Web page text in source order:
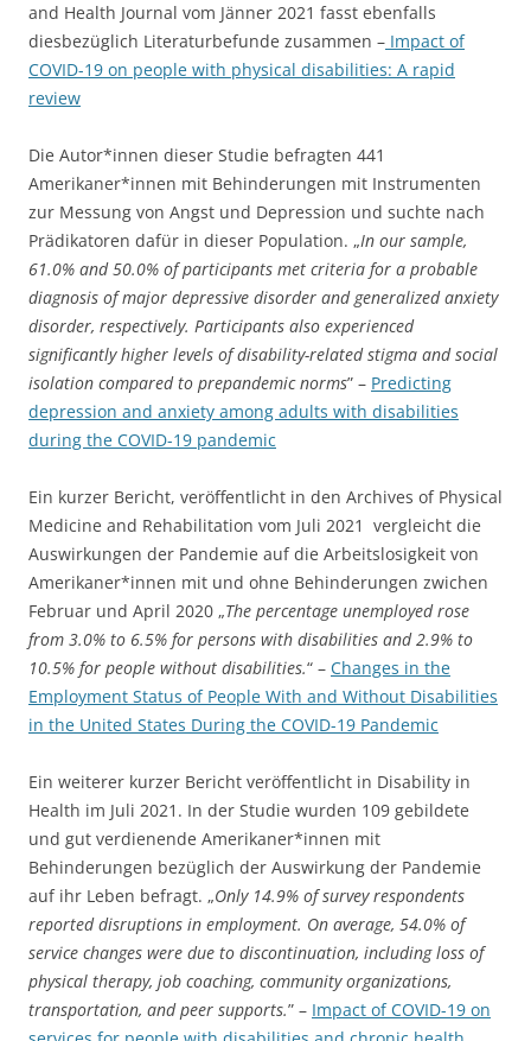
and Health Journal vom Jänner 2021 fasst ebenfalls
diesbezüglich Literaturbefunde zusammen – Impact of
COVID-19 on people with physical disabilities: A rapid
review
Die Autor*innen dieser Studie befragten 441
Amerikaner*innen mit Behinderungen mit Instrumenten
zur Messung von Angst und Depression und suchte nach
Prädikatoren dafür in dieser Population. „In our sample,
61.0% and 50.0% of participants met criteria for a probable
diagnosis of major depressive disorder and generalized anxiety
disorder, respectively. Participants also experienced
significantly higher levels of disability-related stigma and social
isolation compared to prepandemic norms” – Predicting
depression and anxiety among adults with disabilities
during the COVID-19 pandemic
Ein kurzer Bericht, veröffentlicht in den Archives of Physical
Medicine and Rehabilitation vom Juli 2021 vergleicht die
Auswirkungen der Pandemie auf die Arbeitslosigkeit von
Amerikaner*innen mit und ohne Behinderungen zwichen
Februar und April 2020 „The percentage unemployed rose
from 3.0% to 6.5% for persons with disabilities and 2.9% to
10.5% for people without disabilities.“ – Changes in the
Employment Status of People With and Without Disabilities
in the United States During the COVID-19 Pandemic
Ein weiterer kurzer Bericht veröffentlicht in Disability in
Health im Juli 2021. In der Studie wurden 109 gebildete
und gut verdienende Amerikaner*innen mit
Behinderungen bezüglich der Auswirkung der Pandemie
auf ihr Leben befragt. „Only 14.9% of survey respondents
reported disruptions in employment. On average, 54.0% of
service changes were due to discontinuation, including loss of
physical therapy, job coaching, community organizations,
transportation, and peer supports.” – Impact of COVID-19 on